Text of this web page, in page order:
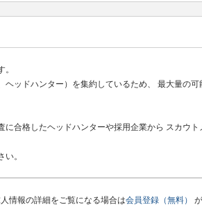
ッドハンター）を集約しているため、 最大量の
合格したヘッドハンターや採用企業から スカウ
。
情報の詳細をご覧になる場合は会員登録（無料）